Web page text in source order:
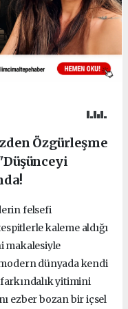
Özgürleşme
felsefi
kaleme aldığı
makalesiyle
dünyada kendi
yitimini
ezber bozan bir içsel